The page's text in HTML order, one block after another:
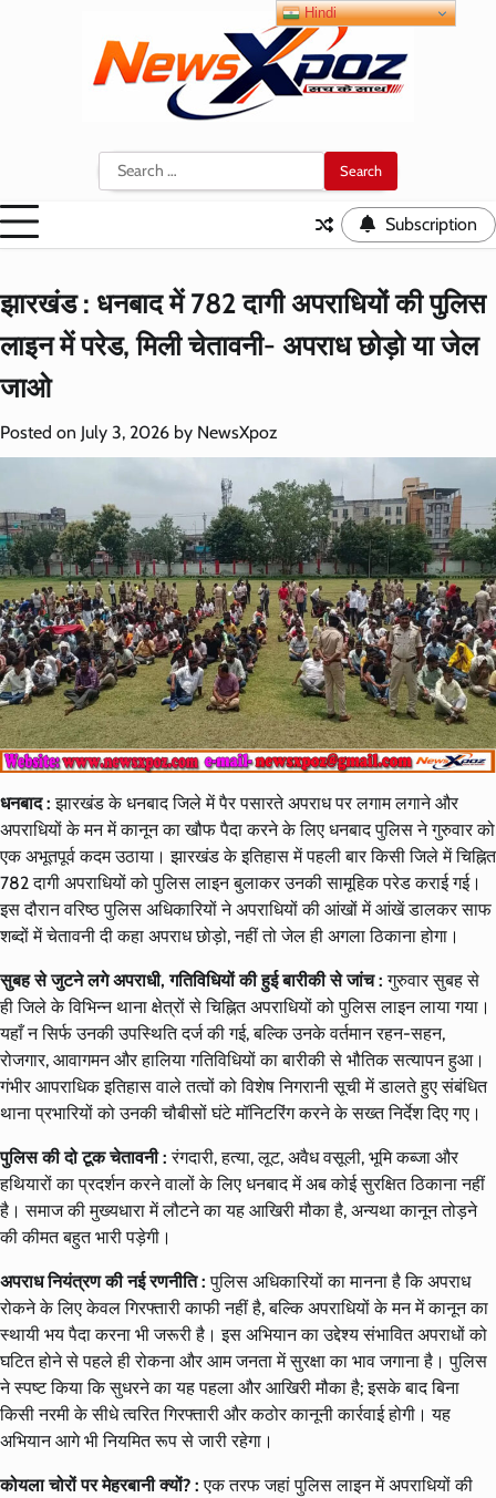
Search
for:
Subscription
झारखंड : धनबाद में 782 दागी अपराधियों की पुलिस
लाइन में परेड, मिली चेतावनी- अपराध छोड़ो या जेल
जाओ
Posted on July 3, 2026 by NewsXpoz
धनबाद :झारखंड के धनबाद जिले में पैर पसारते अपराध पर लगाम लगाने और
अपराधियों के मन में कानून का खौफ पैदा करने के लिए धनबाद पुलिस ने गुरुवार को
एक अभूतपूर्व कदम उठाया। झारखंड के इतिहास में पहली बार किसी जिले में चिह्नित
782 दागी अपराधियों को पुलिस लाइन बुलाकर उनकी सामूहिक परेड कराई गई।
इस दौरान वरिष्ठ पुलिस अधिकारियों ने अपराधियों की आंखों में आंखें डालकर साफ
शब्दों में चेतावनी दी कहा अपराध छोड़ो, नहीं तो जेल ही अगला ठिकाना होगा।
सुबह से जुटने लगे अपराधी, गतिविधियों की हुई बारीकी से जांच :गुरुवार सुबह से
ही जिले के विभिन्न थाना क्षेत्रों से चिह्नित अपराधियों को पुलिस लाइन लाया गया।
यहाँ न सिर्फ उनकी उपस्थिति दर्ज की गई, बल्कि उनके वर्तमान रहन-सहन,
रोजगार, आवागमन और हालिया गतिविधियों का बारीकी से भौतिक सत्यापन हुआ।
गंभीर आपराधिक इतिहास वाले तत्वों को विशेष निगरानी सूची में डालते हुए संबंधित
थाना प्रभारियों को उनकी चौबीसों घंटे मॉनिटरिंग करने के सख्त निर्देश दिए गए।
पुलिस की दो टूक चेतावनी :रंगदारी, हत्या, लूट, अवैध वसूली, भूमि कब्जा और
हथियारों का प्रदर्शन करने वालों के लिए धनबाद में अब कोई सुरक्षित ठिकाना नहीं
है। समाज की मुख्यधारा में लौटने का यह आखिरी मौका है, अन्यथा कानून तोड़ने
की कीमत बहुत भारी पड़ेगी।
अपराध नियंत्रण की नई रणनीति :पुलिस अधिकारियों का मानना है कि अपराध
रोकने के लिए केवल गिरफ्तारी काफी नहीं है, बल्कि अपराधियों के मन में कानून का
स्थायी भय पैदा करना भी जरूरी है। इस अभियान का उद्देश्य संभावित अपराधों को
घटित होने से पहले ही रोकना और आम जनता में सुरक्षा का भाव जगाना है। पुलिस
ने स्पष्ट किया कि सुधरने का यह पहला और आखिरी मौका है; इसके बाद बिना
किसी नरमी के सीधे त्वरित गिरफ्तारी और कठोर कानूनी कार्रवाई होगी। यह
अभियान आगे भी नियमित रूप से जारी रहेगा।
कोयला चोरों पर मेहरबानी क्यों? : एक तरफ जहां पुलिस लाइन में अपराधियों की
Hindi